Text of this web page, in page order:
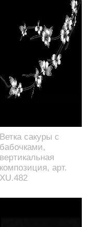
Ветка сакуры с
бабочками,
вертикальная
композиция, арт.
XU.482